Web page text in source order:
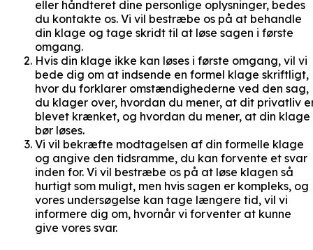
eller håndteret dine personlige oplysninger, bedes
du kontakte os. Vi vil bestræbe os på at behandle
din klage og tage skridt til at løse sagen i første
omgang.
Hvis din klage ikke kan løses i første omgang, vil vi
bede dig om at indsende en formel klage skriftligt,
hvor du forklarer omstændighederne ved den sag,
du klager over, hvordan du mener, at dit privatliv
blevet krænket, og hvordan du mener, at din klage
bør løses.
Vi vil bekræfte modtagelsen af din formelle klage
og angive den tidsramme, du kan forvente et svar
inden for. Vi vil bestræbe os på at løse klagen så
hurtigt som muligt, men hvis sagen er kompleks, og
vores undersøgelse kan tage længere tid, vil vi
informere dig om, hvornår vi forventer at kunne
give vores svar.